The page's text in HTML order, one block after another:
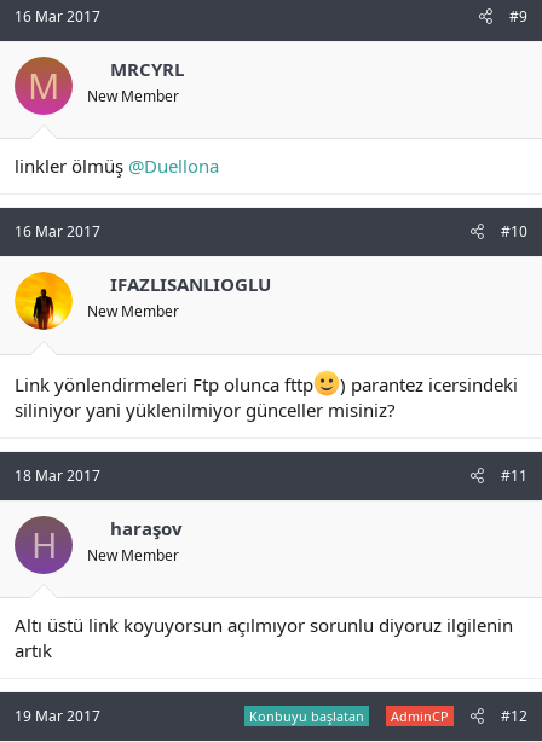
16 Mar 2017 #9
M MRCYRL
New Member
linkler ölmüş @Duellona
16 Mar 2017 #10
IFAZLISANLIOGLU
New Member
Link yönlendirmeleri Ftp olunca fttp
) parantez icersindeki
siliniyor yani yüklenilmiyor günceller misiniz?
18 Mar 2017 #11
H haraşov
New Member
Altı üstü link koyuyorsun açılmıyor sorunlu diyoruz ilgilenin
artık
19 Mar 2017 Konbuyu başlatan AdminCP #12